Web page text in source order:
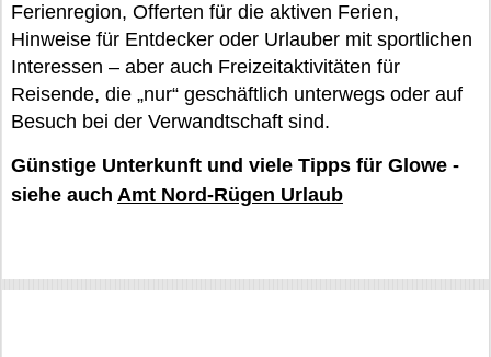
Ferienregion, Offerten für die aktiven Ferien,
Hinweise für Entdecker oder Urlauber mit sportlichen
Interessen – aber auch Freizeitaktivitäten für
Reisende, die „nur“ geschäftlich unterwegs oder auf
Besuch bei der Verwandtschaft sind.
Günstige Unterkunft und viele Tipps für Glowe -
siehe auch Amt Nord-Rügen Urlaub